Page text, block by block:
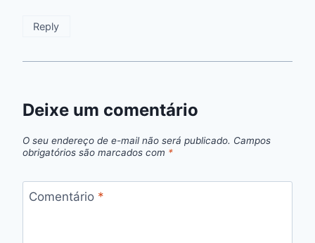
Reply
Deixe um comentário
O seu endereço de e-mail não será publicado. Campos
obrigatórios são marcados com *
Comentário *